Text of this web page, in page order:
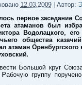
12.03.2009| Автор:
первое заседание
атаманов был
Водолацкого,
общества
атаман Оренбургского
Большой круг
группу поручено